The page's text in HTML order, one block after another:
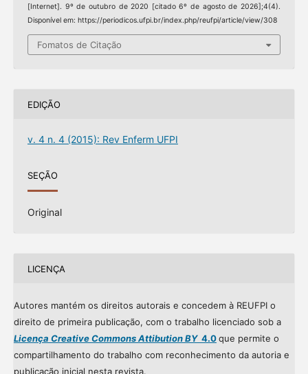
[Internet]. 9º de outubro de 2020 [citado 6º de agosto de 2026];4(4).
Disponível em: https://periodicos.ufpi.br/index.php/reufpi/article/view/308
Fomatos de Citação
EDIÇÃO
v. 4 n. 4 (2015): Rev Enferm UFPI
SEÇÃO
Original
LICENÇA
Autores mantém os direitos autorais e concedem à REUFPI o
direito de primeira publicação, com o trabalho licenciado sob a
Licença Creative Commons Attibution BY4.0que permite o
compartilhamento do trabalho com reconhecimento da autoria e
publicação inicial nesta revista.